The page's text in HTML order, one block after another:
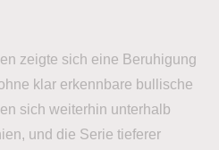
zeigte sich eine Beruhigung
klar erkennbare bullische
sich weiterhin unterhalb
und die Serie tieferer